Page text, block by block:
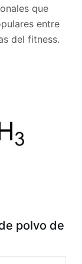
que
entre
del fitness.
polvo de